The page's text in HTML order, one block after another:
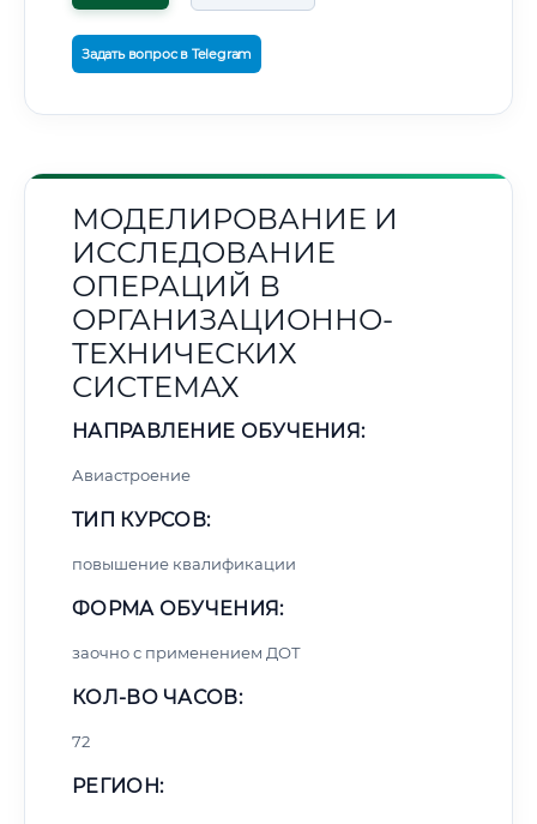
Задать вопрос в Telegram
МОДЕЛИРОВАНИЕ И
ИССЛЕДОВАНИЕ
ОПЕРАЦИЙ В
ОРГАНИЗАЦИОННО-
ТЕХНИЧЕСКИХ
СИСТЕМАХ
НАПРАВЛЕНИЕ ОБУЧЕНИЯ:
Авиастроение
ТИП КУРСОВ:
повышение квалификации
ФОРМА ОБУЧЕНИЯ:
заочно с применением ДОТ
КОЛ-ВО ЧАСОВ:
72
РЕГИОН: